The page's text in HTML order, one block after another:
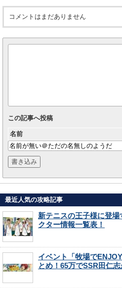
コメントはまだありません
この記事へ投稿
名前
最近人気の攻略記事
新テニスの王子様に登
クター情報一覧表！
イベント「牧場で
とめ！65万でSSR田仁志